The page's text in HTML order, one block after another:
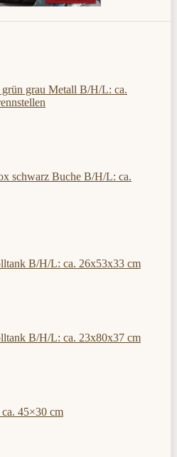
grau Metall B/H/L: ca.
schwarz Buche B/H/L: ca.
B/H/L: ca. 26x53x33 cm
B/H/L: ca. 23x80x37 cm
45×30 cm